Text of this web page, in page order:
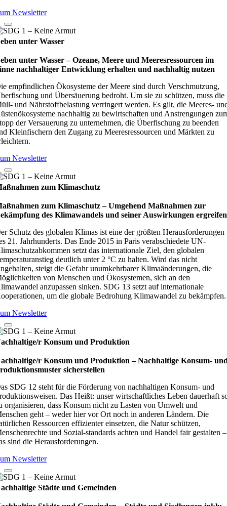
Newsletter
unter Wasser
unter Wasser – Oze­ane, Meere und Mee­res­res­sour­cen im
nach­hal­ti­ger Ent­wick­lung erhal­ten und nach­hal­tig nut­zen
empfindlichen Ökosysteme der Meere sind durch Verschmutzung,
und Übersäuerung bedroht. Um sie zu schützen, muss die
und Nährstoffbelastung verringert werden. Es gilt, die Meeres-
nachhaltig zu bewirtschaften und Anstrengungen
der Versauerung zu unternehmen, die Überfischung zu beenden
Kleinfischern den Zugang zu Meeresressourcen und Märkten zu
Newsletter
zum Klimaschutz
zum Klimaschutz – Umge­hend Maß­nah­men zur
des Kli­ma­wan­dels und sei­ner Aus­wir­kun­gen ergrei­fen
Schutz des globalen Klimas ist eine der größten Herausforderungen
21. Jahrhunderts. Das Ende 2015 in Paris verabschiedete UN-
setzt das internationale Ziel, den globalen
deutlich unter 2 °C zu halten. Wird das nicht
steigt die Gefahr unumkehrbarer Klimaänderungen, die
von Menschen und Ökosystemen, sich an den
anzupassen sinken. SDG 13 setzt auf internationale
um die globale Bedrohung Klimawandel zu bekämpfen.
Newsletter
r Konsum und Produktion
r Konsum und Produktion – Nach­hal­tige Kon­sum-
sicher­stel­len
SDG 12 steht für die Förderung von nachhaltigen Konsum- und
Das Heißt: unser wirtschaftliches Leben dauerhaft
organisieren, dass Konsum nicht zu Lasten von Umwelt und
geht – weder hier vor Ort noch in anderen Ländern. Die
Ressourcen effizienter einsetzen, die Natur schützen,
und Sozial-standards achten und Handel fair gestalten –
sind die Herausforderungen.
Newsletter
Städte und Gemeinden